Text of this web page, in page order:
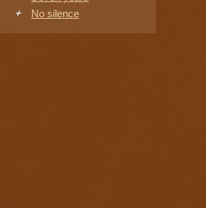
No silence